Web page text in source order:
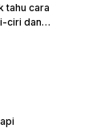
tahu cara
ciri dan